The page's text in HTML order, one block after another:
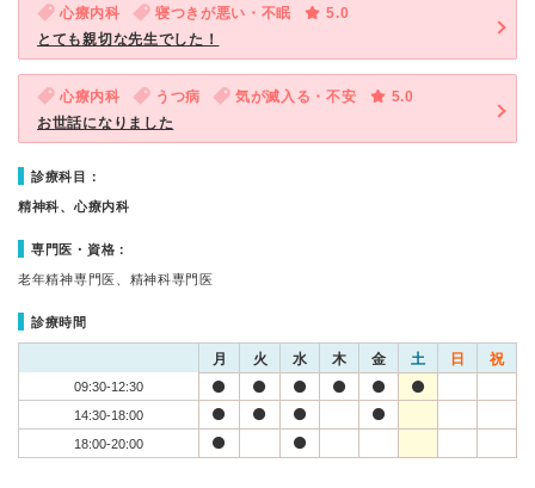
心療内科 寝つきが悪い・不眠
5.0
とても親切な先生でした！
心療内科 うつ病 気が滅入る・不安
5.0
お世話になりました
診療科目：
精神科、心療内科
専門医・資格：
老年精神専門医、精神科専門医
診療時間
月 火 水 木 金 土 日 祝
09:30-12:30
14:30-18:00
18:00-20:00